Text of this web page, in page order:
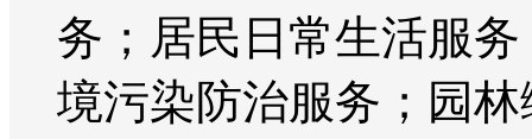
务；居民日常生活服
境污染防治服务；园